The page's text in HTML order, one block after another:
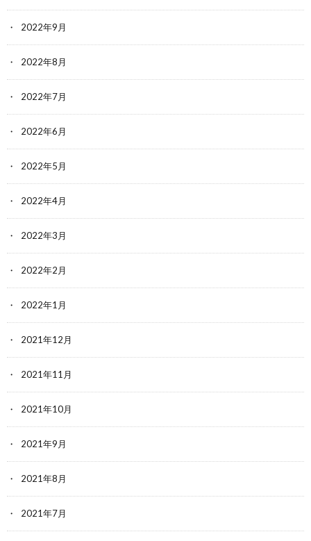
2022年9月
2022年8月
2022年7月
2022年6月
2022年5月
2022年4月
2022年3月
2022年2月
2022年1月
2021年12月
2021年11月
2021年10月
2021年9月
2021年8月
2021年7月